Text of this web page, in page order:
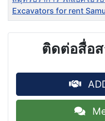
Excavators for rent
ติดต่อสื่อ